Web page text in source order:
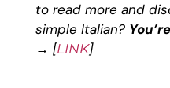
to read more and
simple Italian?
→ [LINK]